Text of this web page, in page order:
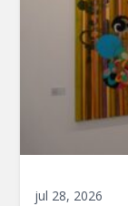
jul 28, 2026